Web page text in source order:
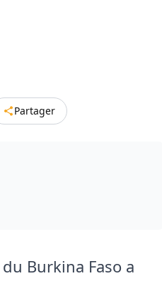
Partager
du Burkina Faso a